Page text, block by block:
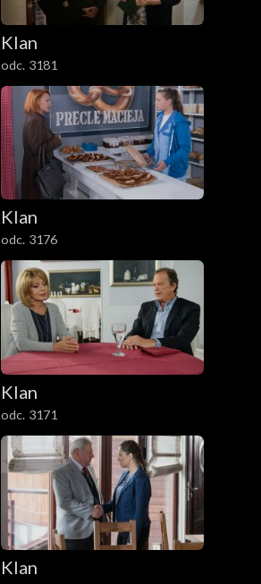
Klan
odc. 3181
Klan
odc. 3176
Klan
odc. 3171
Klan